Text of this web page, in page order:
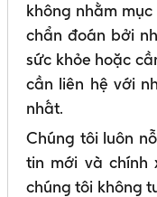
không nhằm
chẩn đoán bởi
sức khỏe hoặc
cần liên hệ với
nhất.
Chúng tôi luôn
tin mới và chính
chúng tôi không